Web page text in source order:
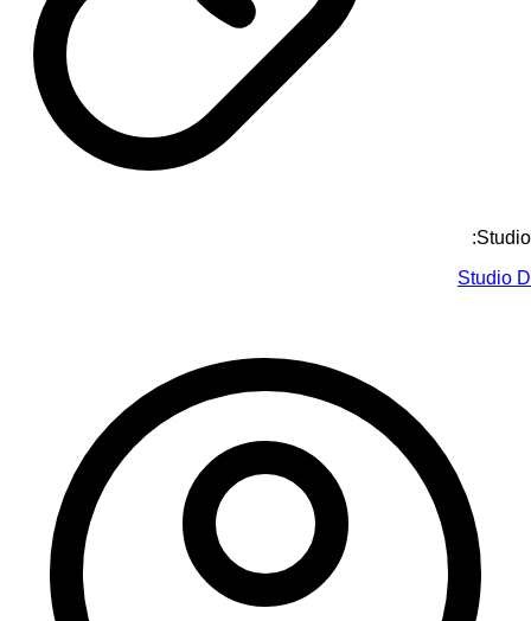
Studio:
Studio D